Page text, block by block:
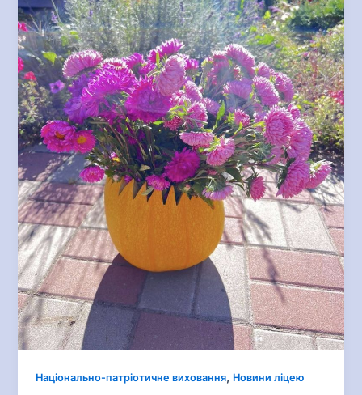
Національно-патріотичне виховання, Новини ліцею